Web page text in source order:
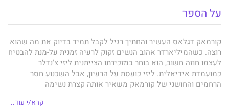
על הספר
קורמאק דגלאס העשיר והחתיך רגיל לקבל תמיד בדיוק את מה שהוא
רוצה. כשהמיליארדר אהוב הנשים זקוק לרעיה זמנית על-מנת להבטיח
לעצמו חוזה חשוב, הוא בוחר במזכירתו הצייתנית ליזי צ'נדלר
כמועמדת אידיאלית. ליזי כועסת על הרעיון, אבל השכנוע חסר
הרחמים והחושני של קורמאק משאיר אותה קצרת נשימה
קרא/י עוד..